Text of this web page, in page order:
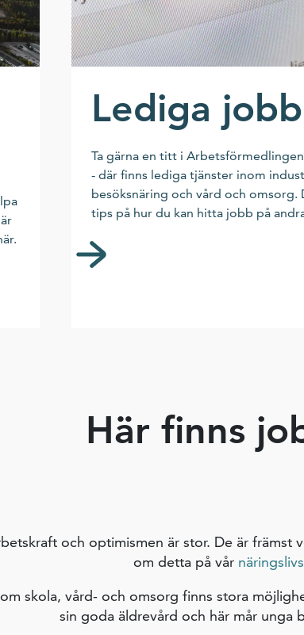
Lediga jobb
Ta gärna en titt i
- där finns lediga tjänster inom
besöksnäring och vård och omsorg.
tips på hur du kan hitta jobb på
Här finns
och optimismen är stor. De är främst
om detta på vår
skola, vård- och omsorg finns stora
sin goda äldrevård och här mår unga